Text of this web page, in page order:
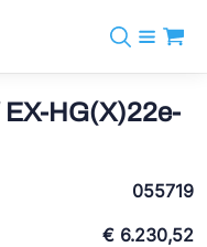
EX-HG(X)22e-
055719
€ 6.230,52